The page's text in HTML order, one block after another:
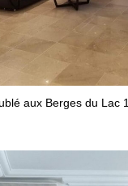
aux Berges du Lac 1